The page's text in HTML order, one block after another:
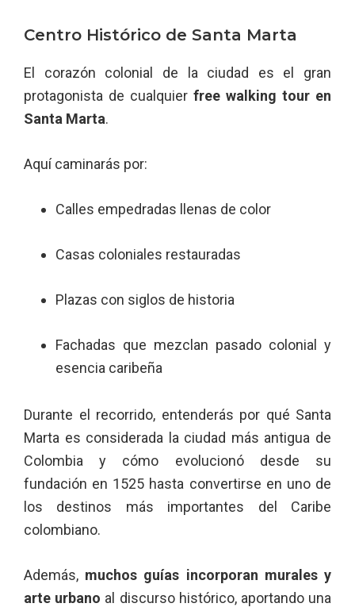
Centro Histórico de Santa Marta
El corazón colonial de la ciudad es el gran
protagonista de cualquier free walking tour en
Santa Marta.
Aquí caminarás por:
Calles empedradas llenas de color
Casas coloniales restauradas
Plazas con siglos de historia
Fachadas que mezclan pasado colonial y
esencia caribeña
Durante el recorrido, entenderás por qué Santa
Marta es considerada la ciudad más antigua de
Colombia y cómo evolucionó desde su
fundación en 1525 hasta convertirse en uno de
los destinos más importantes del Caribe
colombiano.
Además, muchos guías incorporan murales y
arte urbano al discurso histórico, aportando una